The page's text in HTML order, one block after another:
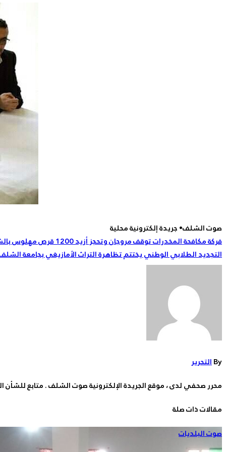
صوت الشلف• جريدة إلكترونية محلية
تصفّح
المقالات
فركة مكافحة المخدرات توقف مروجان وتحجز أزيد 1200 قرص مهلوس بالشلف
التجديد الطلابي الوطني يختتم تظاهرة التراث الأمازيغي بجامعة
Byالتحرير
محرر صحفي لدى ، موقع الجريدة الإلكترونية صوت الشلف . متابع للشأن
مقالات ذات صلة
صوت البلديات